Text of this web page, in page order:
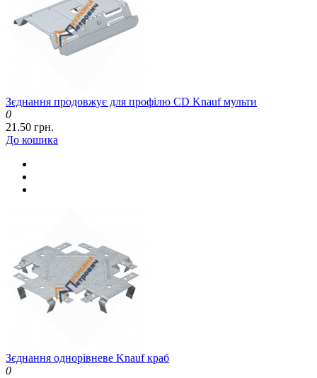
Зєднання продовжує для профілю CD Knauf мульти
0
21.50 грн.
До кошика
Зєднання однорівневе Knauf краб
0